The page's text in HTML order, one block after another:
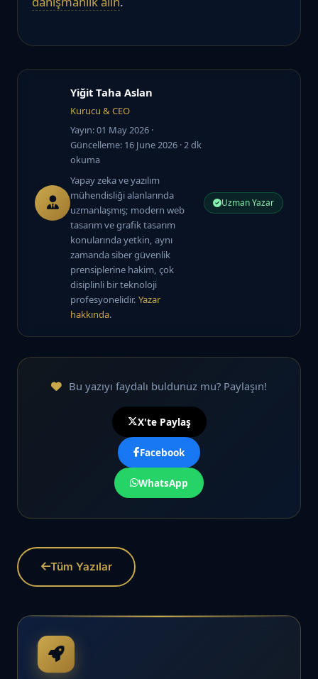
Yiğit Taha Aslan
Kurucu & CEO
Yayın: 01 May 2026 ·
Güncelleme: 16 June 2026 · 2 dk
okuma
Yapay zeka ve yazılım
mühendisliği alanlarında
uzmanlaşmış; modern web
tasarım ve grafik tasarım
konularında yetkin, aynı
zamanda siber güvenlik
prensiplerine hakim, çok
disiplinli bir teknoloji
profesyonelidir. Yazar
hakkında.
Uzman Yazar
Bu yazıyı faydalı buldunuz mu? Paylaşın!
X'te Paylaş
Facebook
WhatsApp
Tüm Yazılar